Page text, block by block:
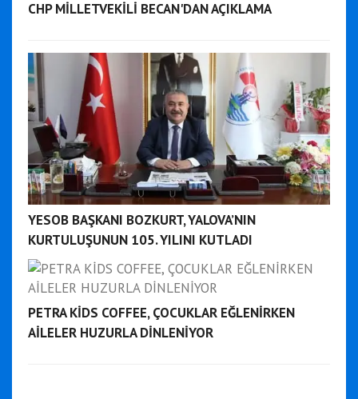
CHP MİLLETVEKİLİ BECAN'DAN AÇIKLAMA
YESOB BAŞKANI BOZKURT, YALOVA’NIN
KURTULUŞUNUN 105. YILINI KUTLADI
PETRA KİDS COFFEE, ÇOCUKLAR EĞLENİRKEN
AİLELER HUZURLA DİNLENİYOR